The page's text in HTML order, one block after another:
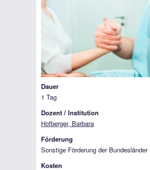
Dauer
1 Tag
Dozent / Institution
Hofberger, Barbara
Förderung
Sonstige Förderung der Bundesländer
Kosten